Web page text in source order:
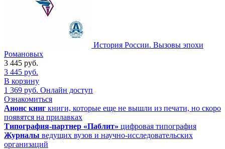
История России. Вызовы эпохи
Романовых
3 445 руб.
3 445 руб.
В корзину
1 369 руб. Онлайн доступ
Ознакомиться
Анонс книг книги, которые еще не вышли из печати, но скоро
появятся на прилавках
Типография-партнер «Паблит» цифровая типография
Журналы ведущих вузов и научно-исследовательских
организаций